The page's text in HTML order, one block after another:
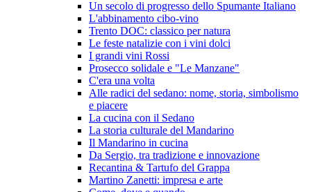
Un secolo di progresso dello Spumante Italiano
L'abbinamento cibo-vino
Trento DOC: classico per natura
Le feste natalizie con i vini dolci
I grandi vini Rossi
Prosecco solidale e "Le Manzane"
C'era una volta
Alle radici del sedano: nome, storia, simbolismo
e piacere
La cucina con il Sedano
La storia culturale del Mandarino
Il Mandarino in cucina
Da Sergio, tra tradizione e innovazione
Recantina & Tartufo del Grappa
Martino Zanetti: impresa e arte